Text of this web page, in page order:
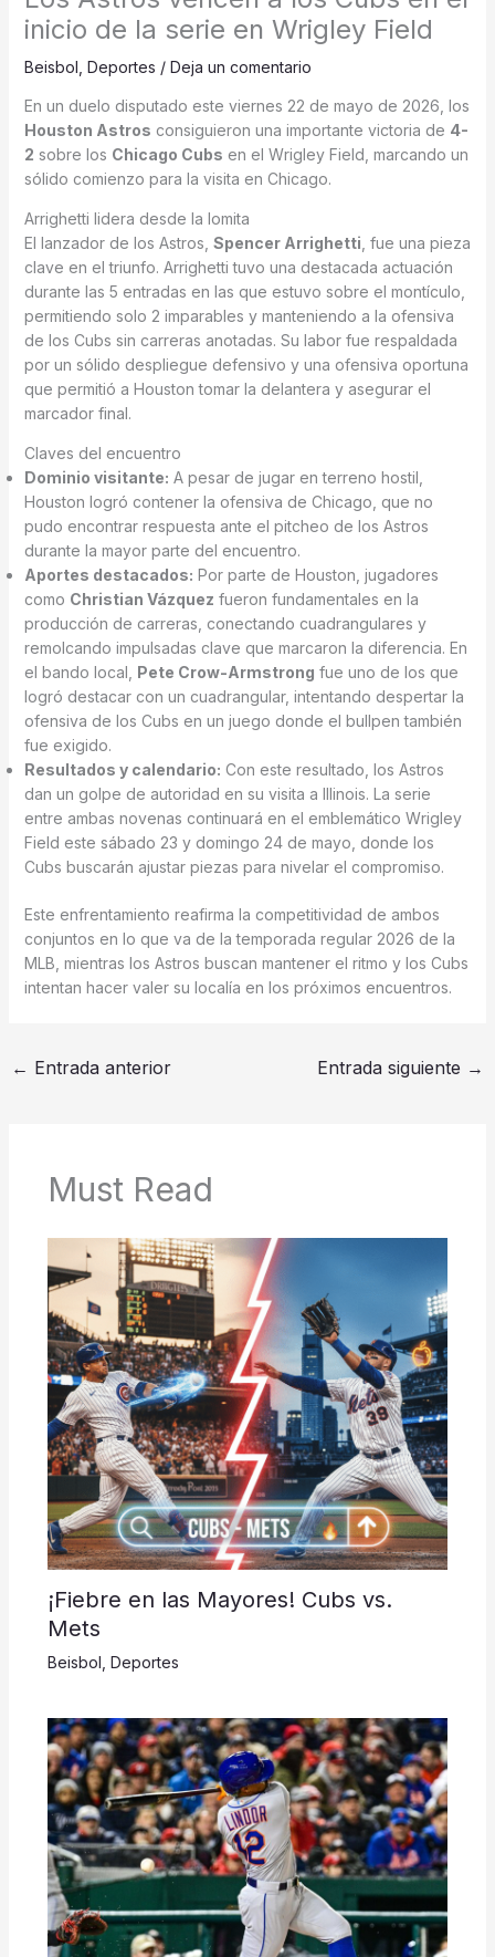
inicio de la serie en Wrigley Field
Beisbol , Deportes / Deja un comentario
En un duelo disputado este viernes 22 de mayo de 2026, los
Houston Astros consiguieron una importante victoria de 4-
2 sobre los Chicago Cubs en el Wrigley Field, marcando un
sólido comienzo para la visita en Chicago.
Arrighetti lidera desde la lomita
El lanzador de los Astros, Spencer Arrighetti, fue una pieza
clave en el triunfo. Arrighetti tuvo una destacada actuación
durante las 5 entradas en las que estuvo sobre el montículo,
permitiendo solo 2 imparables y manteniendo a la ofensiva
de los Cubs sin carreras anotadas. Su labor fue respaldada
por un sólido despliegue defensivo y una ofensiva oportuna
que permitió a Houston tomar la delantera y asegurar el
marcador final.
Claves del encuentro
Dominio visitante: A pesar de jugar en terreno hostil,
Houston logró contener la ofensiva de Chicago, que no
pudo encontrar respuesta ante el pitcheo de los Astros
durante la mayor parte del encuentro.
Aportes destacados: Por parte de Houston, jugadores
como Christian Vázquez fueron fundamentales en la
producción de carreras, conectando cuadrangulares y
remolcando impulsadas clave que marcaron la diferencia. En
el bando local, Pete Crow-Armstrong fue uno de los que
logró destacar con un cuadrangular, intentando despertar la
ofensiva de los Cubs en un juego donde el bullpen también
fue exigido.
Resultados y calendario: Con este resultado, los Astros
dan un golpe de autoridad en su visita a Illinois. La serie
entre ambas novenas continuará en el emblemático Wrigley
Field este sábado 23 y domingo 24 de mayo, donde los
Cubs buscarán ajustar piezas para nivelar el compromiso.
Este enfrentamiento reafirma la competitividad de ambos
conjuntos en lo que va de la temporada regular 2026 de la
MLB, mientras los Astros buscan mantener el ritmo y los Cubs
intentan hacer valer su localía en los próximos encuentros.
← Entrada anterior Entrada siguiente →
Must Read
¡Fiebre en las Mayores! Cubs vs.
Mets
Beisbol Deportes